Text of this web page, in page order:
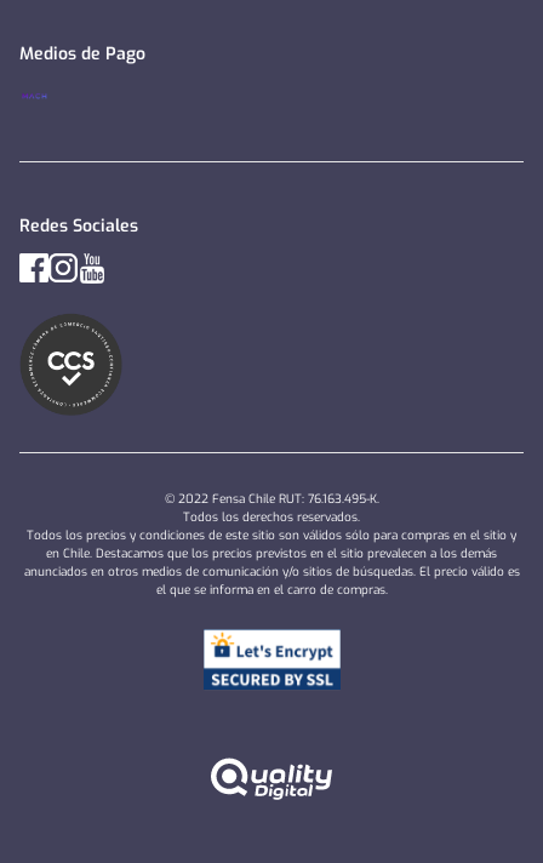
Medios de Pago
Redes Sociales
© 2022 Fensa Chile RUT: 76.163.495-K.
Todos los derechos reservados.
Todos los precios y condiciones de este sitio son válidos sólo para compras en el sitio y
en Chile. Destacamos que los precios previstos en el sitio prevalecen a los demás
anunciados en otros medios de comunicación y/o sitios de búsquedas. El precio válido es
el que se informa en el carro de compras.